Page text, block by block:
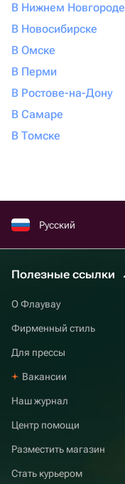
В Нижнем Новгороде
В Новосибирске
В Омске
В Перми
В Ростове-на-Дону
В Самаре
В Томске
Русский
Полезные ссылки
О Флаувау
Фирменный стиль
Для прессы
Вакансии
Наш журнал
Центр помощи
Разместить магазин
Стать курьером